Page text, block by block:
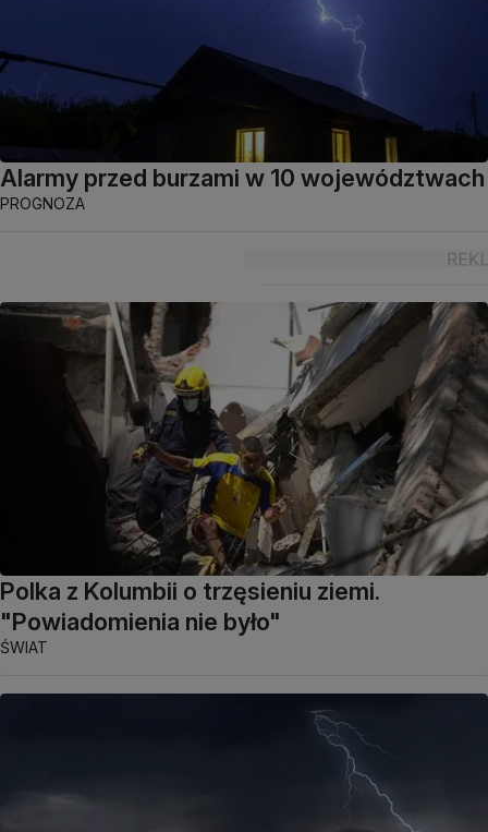
Alarmy przed burzami w 10 województwach
PROGNOZA
Polka z Kolumbii o trzęsieniu ziemi.
"Powiadomienia nie było"
ŚWIAT